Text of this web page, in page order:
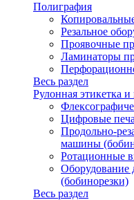
Полиграфия
Резальное
Проявочные
Ламинаторы
Весь раздел
Рулонная этикетка и
Цифровые
Продольно-
машины
Ротационные
Оборудование
(бобинорезки)
Весь раздел